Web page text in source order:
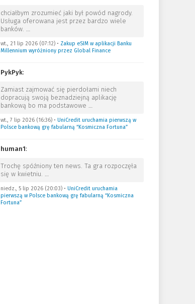
chciałbym zrozumieć jaki był powód nagrody.
Usługa oferowana jest przez bardzo wiele
banków. …
wt., 21 lip 2026 (07:12)• Zakup eSIM w aplikacji Banku
Millennium wyróżniony przez Global Finance
PykPyk:
Zamiast zajmować się pierdołami niech
dopracują swoją beznadziejną aplikację
bankową bo ma podstawowe …
wt., 7 lip 2026 (16:36)• UniCredit uruchamia pierwszą w
Polsce bankową grę fabularną “Kosmiczna Fortuna”
human1:
Trochę spóźniony ten news. Ta gra rozpoczęła
się w kwietniu. …
niedz., 5 lip 2026 (20:03)• UniCredit uruchamia
pierwszą w Polsce bankową grę fabularną “Kosmiczna
Fortuna”